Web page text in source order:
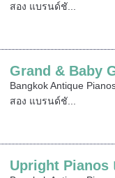
สอง แบรนด์ชั...
Grand & Baby
Bangkok Antique
สอง แบรนด์ชั...
Upright Pianos